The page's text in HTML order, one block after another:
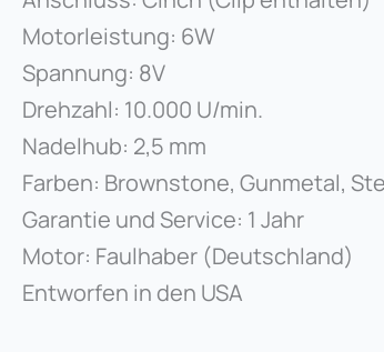
Motorleistung: 6W
Spannung: 8V
Drehzahl: 10.000 U/min.
Nadelhub: 2,5 mm
Farben: Brownstone, Gunmetal,
Garantie und Service: 1 Jahr
Motor: Faulhaber (Deutschland)
Entworfen in den USA